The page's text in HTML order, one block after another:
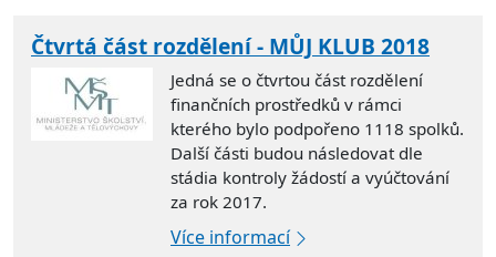
Čtvrtá část rozdělení - MŮJ KLUB 2018
Jedná se o čtvrtou část rozdělení
finančních prostředků v rámci
kterého bylo podpořeno 1118 spolků.
Další části budou následovat dle
stádia kontroly žádostí a vyúčtování
za rok 2017.
Více informací